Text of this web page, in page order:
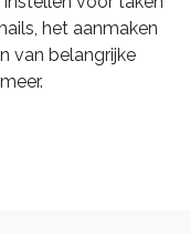
het aanmaken
van belangrijke